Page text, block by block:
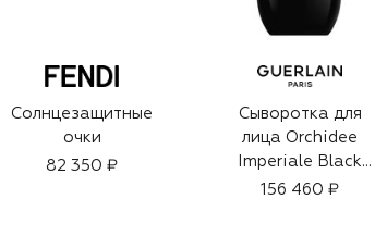
Солнцезащитные
очки
82 350 ₽
Сыворотка для
лица Orchidee
Imperiale Black
(30ml)
156 460 ₽